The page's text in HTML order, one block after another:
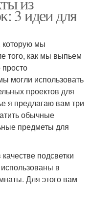
3 идеи для
которую мы
того, как мы выпьем
могли использовать
проектов для
я предлагаю вам три
обычные
предметы для
подсветки
в
Для этого вам